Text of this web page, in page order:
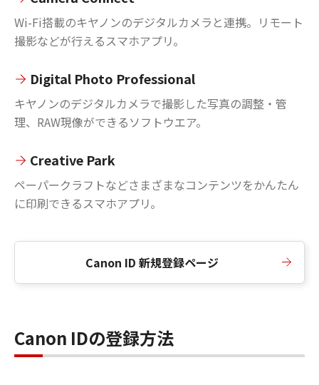
Wi-Fi搭載のキヤノンのデジタルカメラと連携。リモート
撮影などが行えるスマホアプリ。
Digital Photo Professional
キヤノンのデジタルカメラで撮影した写真の調整・管
理、RAW現像ができるソフトウエア。
Creative Park
ペーパークラフトなどさまざまなコンテンツをかんたん
に印刷できるスマホアプリ。
Canon ID 新規登録ページ
Canon IDの登録方法